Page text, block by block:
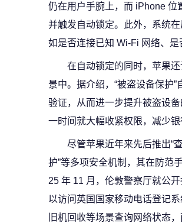
仍在用户手腕上，而 iPhone 位
并触发自动锁定。此外，系统
如是否连接已知 Wi‑Fi 网络、是
在自动锁定的同时，苹果
景中。据介绍，“被盗设备保护
验证，从而进一步提升被盗设
一时间就大幅收紧权限，减少
尽管苹果近年来先后推出“
护”等多项安全机制，其在防范
25 年 11 月，伦敦警察厅就公
以访问英国国家移动电话登记
旧机回收等场景查询网络状态